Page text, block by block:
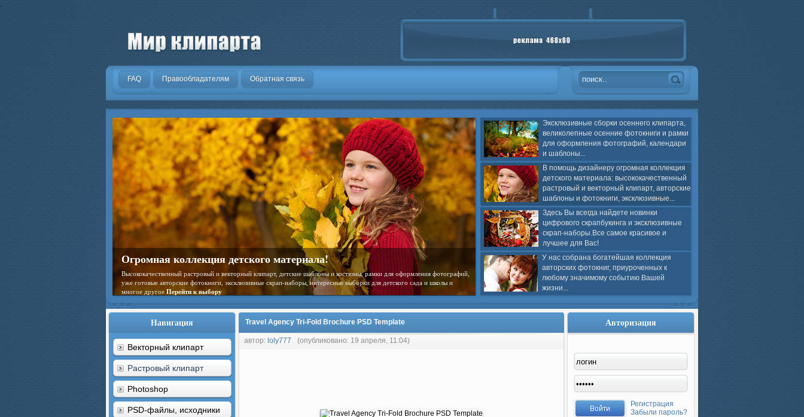
.
FAQ Правообладателям Обратная связь
Эксклюзивные сборки осеннего клипарта,
великолепные осенние фотокниги и рамки
для оформления фотографий, календари
и шаблоны...
В помощь дизайнеру огромная коллекция
детского материала: высококачественный
растровый и векторный клипарт, авторские
шаблоны и фотокниги, эксклюзивные...
Здесь Вы всегда найдете новинки
цифрового скрапбукинга и эксклюзивные
скрап-наборы.Все самое красивое и
лучшее для Вас!
У нас собрана богатейшая коллекция
авторских фотокниг, приуроченных к
любому значимому событию Вашей
жизни...
Огромная коллекция детского материала!
Высококачественный растровый и векторный клипарт, детские шаблоны и костюмы, рамки для оформления фотографий,
уже готовые авторские фотокниги, эксклюзивные скрап-наборы, интересные выборки для детского сада и школы и
многое другое Перейти к выбору
Навигация
Векторный клипарт
Растровый клипарт
Photoshop
PSD-файлы, исходники
Travel Agency Tri-Fold Brochure PSD Template
автор: loly777 (опубликовано: 19 апреля, 11:04)
Авторизация
Регистрация
Забыли пароль?